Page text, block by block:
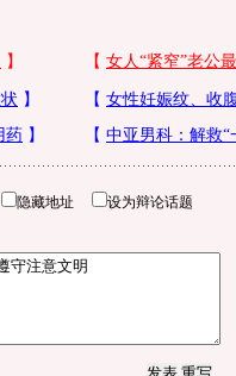
隐藏地址 设为辩论话题